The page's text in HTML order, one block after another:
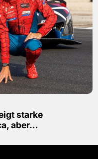
starke
aber…